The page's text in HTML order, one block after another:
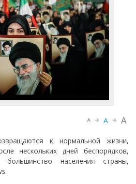
A A A
к нормальной жизни,
нескольких дней беспорядков,
населения страны,